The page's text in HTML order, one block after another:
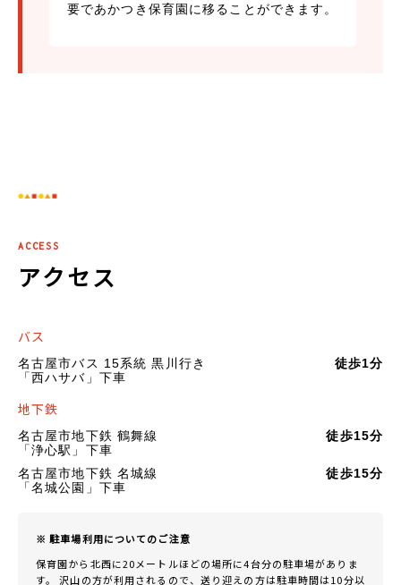
要であかつき保育園に移ることができます。
ACCESS
アクセス
バス
名古屋市バス 15系統 黒川行き
「西ハサバ」下車
徒歩1分
地下鉄
名古屋市地下鉄 鶴舞線
「浄心駅」下車
徒歩15分
名古屋市地下鉄 名城線
「名城公園」下車
徒歩15分
※ 駐車場利用についてのご注意
保育園から北西に20メートルほどの場所に4台分の駐車場がありま
す。 沢山の方が利用されるので、送り迎えの方は駐車時間は10分以